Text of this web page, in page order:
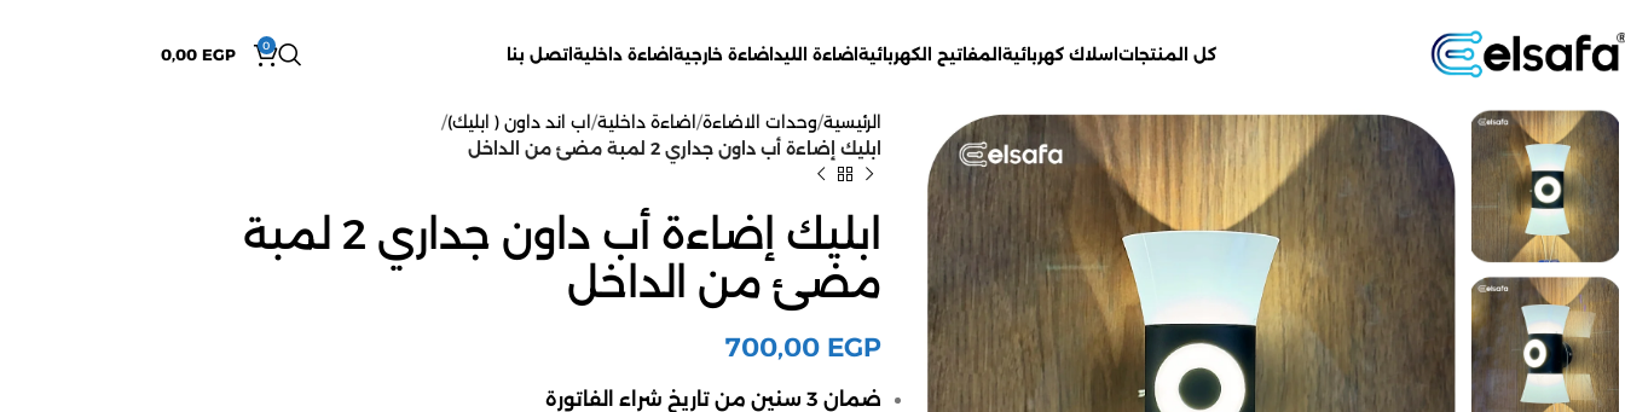
كل المنتجاتاسلاك كهربائيةالمفاتيح الكهربائيةاضاءة الليداضاءة خارجيةاضاءة داخليةاتصل بنا 0
0,00 EGP
الرئيسية وحدات الاضاءة اضاءة داخلية اب اند داون ( ابليك)
ابليك إضاءة أب داون جداري 2 لمبة مضئ من الداخل
ابليك إضاءة أب داون جداري 2 لمبة
مضئ من الداخل
700,00 EGP
ضمان 3 سنين من تاريخ شراء الفاتورة